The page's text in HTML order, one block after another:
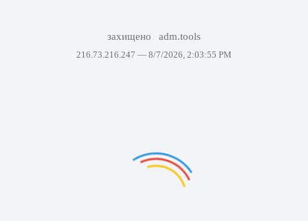
захищено adm.tools
216.73.216.247 — 8/7/2026, 2:03:55 PM